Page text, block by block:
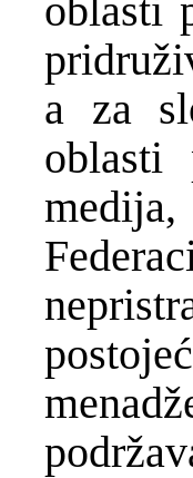
oblasti
a za
oblasti